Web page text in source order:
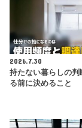
2026.7.30
持たない暮らしの判
る前に決めること